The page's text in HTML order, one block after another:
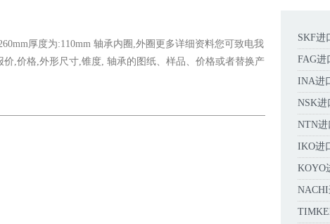
厚度为:110mm 轴承内圈,外圈更多详细资料您可致电我
,价格,外形尺寸,锥度, 轴承的图纸、样品、价格或者替换产
SKF进
FAG进
INA进
NSK进
NTN进
IKO进
KOYO